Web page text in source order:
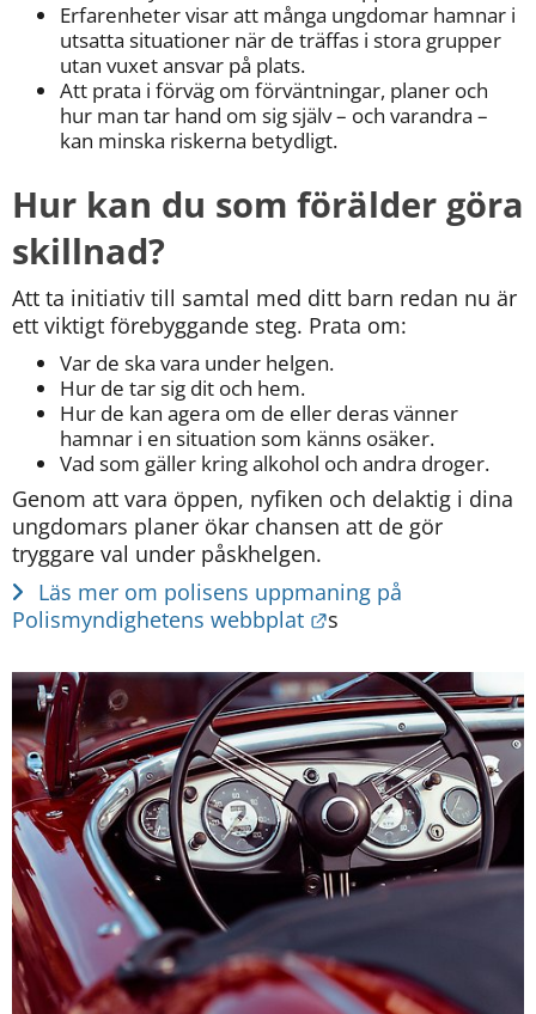
Erfarenheter visar att många ungdomar hamnar i
utsatta situationer när de träffas i stora grupper
utan vuxet ansvar på plats.
Att prata i förväg om förväntningar, planer och
hur man tar hand om sig själv – och varandra –
kan minska riskerna betydligt.
Hur kan du som förälder göra
skillnad?
Att ta initiativ till samtal med ditt barn redan nu är
ett viktigt förebyggande steg. Prata om:
Var de ska vara under helgen.
Hur de tar sig dit och hem.
Hur de kan agera om de eller deras vänner
hamnar i en situation som känns osäker.
Vad som gäller kring alkohol och andra droger.
Genom att vara öppen, nyfiken och delaktig i dina
ungdomars planer ökar chansen att de gör
tryggare val under påskhelgen.
Läs mer om polisens uppmaning på
Polismyndighetens webbplat
Länk till annan
s